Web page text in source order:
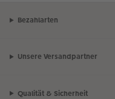
Bezahlarten
Unsere Versandpartner
Qualität & Sicherheit